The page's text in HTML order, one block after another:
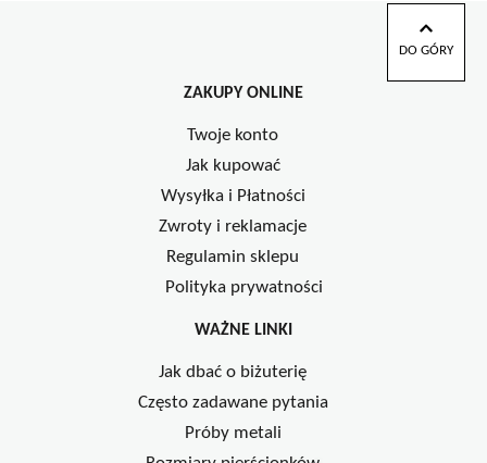
ZAKUPY ONLINE
Twoje konto
Jak kupować
Wysyłka i Płatności
Zwroty i reklamacje
Regulamin sklepu
Polityka prywatności
WAŻNE LINKI
Jak dbać o biżuterię
Często zadawane pytania
Próby metali
DO GÓRY